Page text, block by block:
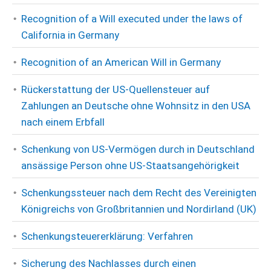
Recognition of a Will executed under the laws of
California in Germany
Recognition of an American Will in Germany
Rückerstattung der US-Quellensteuer auf
Zahlungen an Deutsche ohne Wohnsitz in den USA
nach einem Erbfall
Schenkung von US-Vermögen durch in Deutschland
ansässige Person ohne US-Staatsangehörigkeit
Schenkungssteuer nach dem Recht des Vereinigten
Königreichs von Großbritannien und Nordirland (UK)
Schenkungsteuererklärung: Verfahren
Sicherung des Nachlasses durch einen